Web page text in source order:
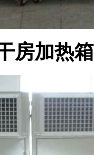
房加热箱